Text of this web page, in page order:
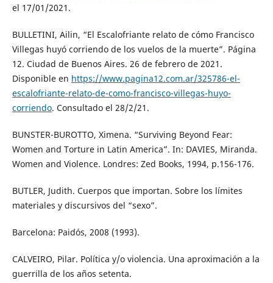
el 17/01/2021.
BULLETINI, Ailin, “El Escalofriante relato de cómo Francisco
Villegas huyó corriendo de los vuelos de la muerte”. Página
12. Ciudad de Buenos Aires. 26 de febrero de 2021.
Disponible en https://www.pagina12.com.ar/325786-el-
escalofriante-relato-de-como-francisco-villegas-huyo-
corriendo. Consultado el 28/2/21.
BUNSTER-BUROTTO, Ximena. “Surviving Beyond Fear:
Women and Torture in Latin America”. In: DAVIES, Miranda.
Women and Violence. Londres: Zed Books, 1994, p.156-176.
BUTLER, Judith. Cuerpos que importan. Sobre los límites
materiales y discursivos del “sexo”.
Barcelona: Paidós, 2008 (1993).
CALVEIRO, Pilar. Política y/o violencia. Una aproximación a la
guerrilla de los años setenta.